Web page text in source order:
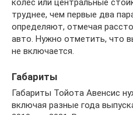
труднее, чем первые два
определяют, отмечая
авто. Нужно отметить, что
не включается.
Габариты
Габариты Тойота Авенсис
включая разные года